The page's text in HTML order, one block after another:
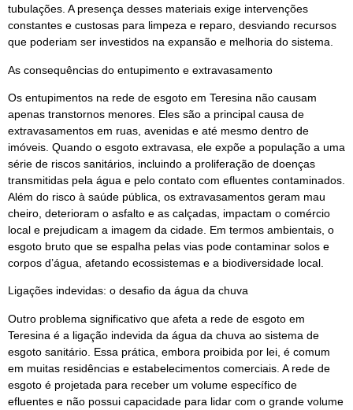
tubulações. A presença desses materiais exige intervenções
constantes e custosas para limpeza e reparo, desviando recursos
que poderiam ser investidos na expansão e melhoria do sistema.
As consequências do entupimento e extravasamento
Os entupimentos na rede de esgoto em Teresina não causam
apenas transtornos menores. Eles são a principal causa de
extravasamentos em ruas, avenidas e até mesmo dentro de
imóveis. Quando o esgoto extravasa, ele expõe a população a uma
série de riscos sanitários, incluindo a proliferação de doenças
transmitidas pela água e pelo contato com efluentes contaminados.
Além do risco à saúde pública, os extravasamentos geram mau
cheiro, deterioram o asfalto e as calçadas, impactam o comércio
local e prejudicam a imagem da cidade. Em termos ambientais, o
esgoto bruto que se espalha pelas vias pode contaminar solos e
corpos d’água, afetando ecossistemas e a biodiversidade local.
Ligações indevidas: o desafio da água da chuva
Outro problema significativo que afeta a rede de esgoto em
Teresina é a ligação indevida da água da chuva ao sistema de
esgoto sanitário. Essa prática, embora proibida por lei, é comum
em muitas residências e estabelecimentos comerciais. A rede de
esgoto é projetada para receber um volume específico de
efluentes e não possui capacidade para lidar com o grande volume